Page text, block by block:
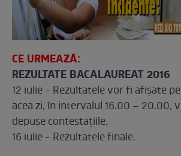
CE URMEAZĂ:
REZULTATE BACALAUREAT 2016
12 iulie - Rezultatele vor fi afişate
acea zi, în intervalul 16.00 – 20.00,
depuse contestaţiile.
16 iulie - Rezultatele finale.